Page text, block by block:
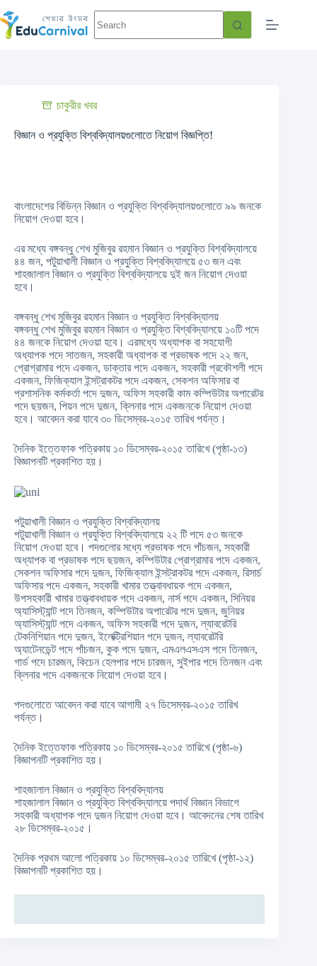
চাকুরীর খবর
বিজ্ঞান ও প্রযুক্তি বিশ্ববিদ্যালয়গুলোতে নিয়োগ বিজ্ঞপ্তি!
বাংলাদেশের বিভিন্ন বিজ্ঞান ও প্রযুক্তি বিশ্ববিদ্যালয়গুলোতে ৯৯ জনকে
নিয়োগ দেওয়া হবে।
এর মধ্যে বঙ্গবন্ধু শেখ মুজিবুর রহমান বিজ্ঞান ও প্রযুক্তি বিশ্ববিদ্যালয়ে
৪৪ জন, পটুয়াখালী বিজ্ঞান ও প্রযুক্তি বিশ্ববিদ্যালয়ে ৫৩ জন এবং
শাহজালাল বিজ্ঞান ও প্রযুক্তি বিশ্ববিদ্যালয়ে দুই জন নিয়োগ দেওয়া
হবে।
বঙ্গবন্ধু শেখ মুজিবুর রহমান বিজ্ঞান ও প্রযুক্তি বিশ্ববিদ্যালয়
বঙ্গবন্ধু শেখ মুজিবুর রহমান বিজ্ঞান ও প্রযুক্তি বিশ্ববিদ্যালয়ে ১০টি পদে
৪৪ জনকে নিয়োগ দেওয়া হবে। এরমধ্যে অধ্যাপক বা সহযোগী
অধ্যাপক পদে সাতজন, সহকারী অধ্যাপক বা প্রভাষক পদে ২২ জন,
প্রোগ্রামার পদে একজন, ডাক্তার পদে একজন, সহকারী প্রকৌশলী পদে
একজন, ফিজিক্যাল ইন্সট্রাকটর পদে একজন, সেকশন অফিসার বা
প্রশাসনিক কর্মকর্তা পদে দুজন, অফিস সহকারী কাম কম্পিউটার অপারেটর
পদে ছয়জন, পিয়ন পদে দুজন, ক্লিনার পদে একজনকে নিয়োগ দেওয়া
হবে। আবেদন করা যাবে ৩০ ডিসেম্বর-২০১৫ তারিখ পর্যন্ত।
দৈনিক ইত্তেফাক পত্রিকায় ১০ ডিসেম্বর-২০১৫ তারিখে (পৃষ্ঠা-১৩)
বিজ্ঞাপনটি প্রকাশিত হয়।
পটুয়াখালী বিজ্ঞান ও প্রযুক্তি বিশ্ববিদ্যালয়
পটুয়াখালী বিজ্ঞান ও প্রযুক্তি বিশ্ববিদ্যালয়ে ২২ টি পদে ৫৩ জনকে
নিয়োগ দেওয়া হবে। পদগুলোর মধ্যে প্রভাষক পদে পাঁচজন, সহকারী
অধ্যাপক বা প্রভাষক পদে ছয়জন, কম্পিউটার প্রোগ্রামার পদে একজন,
সেকশন অফিসার পদে দুজন, ফিজিক্যাল ইন্সট্রাকটর পদে একজন, রিসার্চ
অফিসার পদে একজন, সহকারী খামার তত্ত্বাবধায়ক পদে একজন,
উপসহকারী খামার তত্ত্বাবধায়ক পদে একজন, নার্স পদে একজন, সিনিয়র
অ্যাসিস্ট্যান্ট পদে তিনজন, কম্পিউটার অপারেটর পদে দুজন, জুনিয়র
অ্যাসিস্ট্যান্ট পদে একজন, অফিস সহকারী পদে দুজন, ল্যাবরেটরি
টেকনিশিয়ান পদে দুজন, ইলেক্ট্রিশিয়ান পদে দুজন, ল্যাবরেটরি
অ্যাটেনডেন্ট পদে পাঁচজন, কুক পদে দুজন, এমএলএসএস পদে তিনজন,
গার্ড পদে চারজন, কিচেন হেলপার পদে চারজন, সুইপার পদে তিনজন এবং
ক্লিনার পদে একজনকে নিয়োগ দেওয়া হবে।
পদগুলোতে আবেদন করা যাবে আগামী ২৭ ডিসেম্বর-২০১৫ তারিখ
পর্যন্ত।
দৈনিক ইত্তেফাক পত্রিকায় ১০ ডিসেম্বর-২০১৫ তারিখে (পৃষ্ঠা-৬)
বিজ্ঞাপনটি প্রকাশিত হয়।
শাহজালাল বিজ্ঞান ও প্রযুক্তি বিশ্ববিদ্যালয়
শাহজালাল বিজ্ঞান ও প্রযুক্তি বিশ্ববিদ্যালয়ে পদার্থ বিজ্ঞান বিভাগে
সহকারী অধ্যাপক পদে দুজন নিয়োগ দেওয়া হবে। আবেদনের শেষ তারিখ
২৮ ডিসেম্বর-২০১৫।
দৈনিক প্রথম আলো পত্রিকায় ১০ ডিসেম্বর-২০১৫ তারিখে (পৃষ্ঠা-১২)
বিজ্ঞাপনটি প্রকাশিত হয়।